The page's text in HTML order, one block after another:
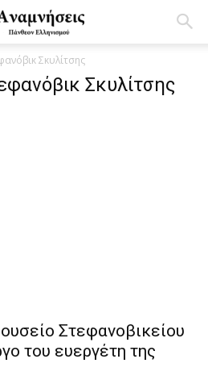
Σκυλίτσης
Σκυλίτσης
Στεφανοβικείου
του ευεργέτη της